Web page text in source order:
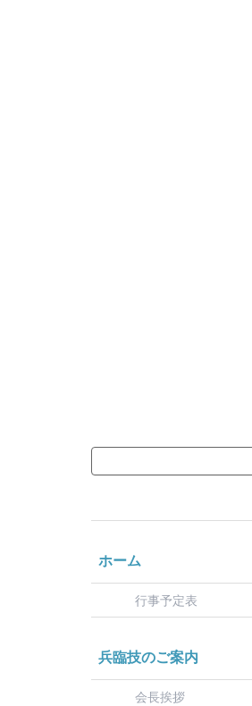
ホーム
行事予定表
兵臨技のご案内
会長挨拶